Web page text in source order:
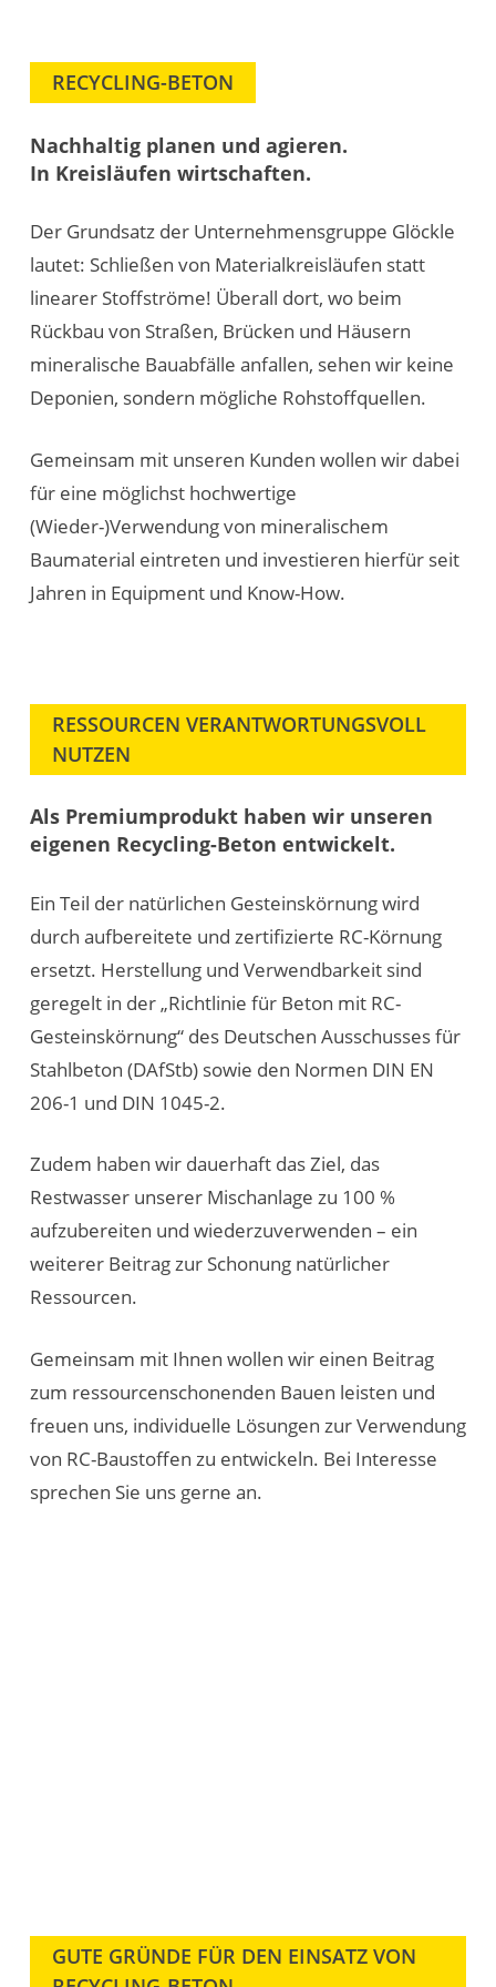
RECYCLING-BETON
Nachhaltig planen und agieren.
In Kreisläufen wirtschaften.
Der Grundsatz der Unternehmensgruppe Glöckle
lautet: Schließen von Materialkreisläufen statt
linearer Stoffströme! Überall dort, wo beim
Rückbau von Straßen, Brücken und Häusern
mineralische Bauabfälle anfallen, sehen wir keine
Deponien, sondern mögliche Rohstoffquellen.
Gemeinsam mit unseren Kunden wollen wir dabei
für eine möglichst hochwertige
(Wieder-)Verwendung von mineralischem
Baumaterial eintreten und investieren hierfür seit
Jahren in Equipment und Know-How.
RESSOURCEN VERANTWORTUNGSVOLL
NUTZEN
Als Premiumprodukt haben wir unseren
eigenen Recycling-Beton entwickelt.
Ein Teil der natürlichen Gesteinskörnung wird
durch aufbereitete und zertifizierte RC-Körnung
ersetzt. Herstellung und Verwendbarkeit sind
geregelt in der „Richtlinie für Beton mit RC-
Gesteinskörnung“ des Deutschen Ausschusses für
Stahlbeton (DAfStb) sowie den Normen DIN EN
206-1 und DIN 1045-2.
Zudem haben wir dauerhaft das Ziel, das
Restwasser unserer Mischanlage zu 100 %
aufzubereiten und wiederzuverwenden – ein
weiterer Beitrag zur Schonung natürlicher
Ressourcen.
Gemeinsam mit Ihnen wollen wir einen Beitrag
zum ressourcenschonenden Bauen leisten und
freuen uns, individuelle Lösungen zur Verwendung
von RC-Baustoffen zu entwickeln. Bei Interesse
sprechen Sie uns gerne an.
GUTE GRÜNDE FÜR DEN EINSATZ VON